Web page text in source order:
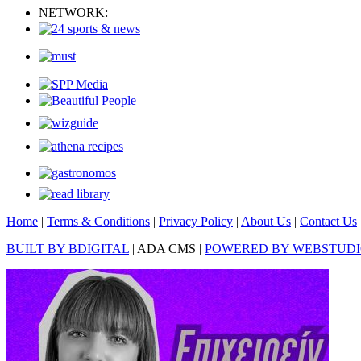
NETWORK:
Home | Terms & Conditions | Privacy Policy | About Us | Contact Us
BUILT BY BDIGITAL | ADA CMS | POWERED BY